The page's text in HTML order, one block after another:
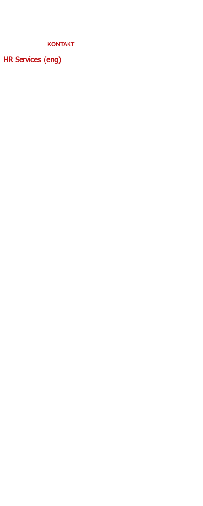
KONTAKT
HR Services (eng)